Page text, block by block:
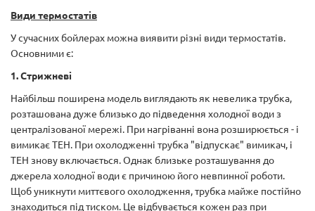
Види термостатів
У сучасних бойлерах можна виявити різні види термостатів.
Основними є:
1. Стрижневі
Найбільш поширена модель виглядають як невелика трубка,
розташована дуже близько до підведення холодної води з
централізованої мережі. При нагріванні вона розширюється - і
вимикає ТЕН. При охолодженні трубка "відпускає" вимикач, і
ТЕН знову включається. Однак близьке розташування до
джерела холодної води є причиною його невпинної роботи.
Щоб уникнути миттєвого охолодження, трубка майже постійно
знаходиться під тиском. Це відбувається кожен раз при